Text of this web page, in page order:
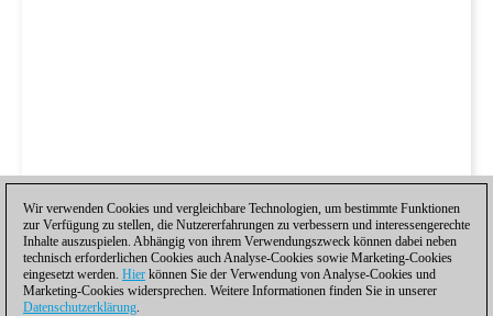
Wir verwenden Cookies und vergleichbare Technologien, um bestimmte Funktionen
zur Verfügung zu stellen, die Nutzererfahrungen zu verbessern und interessengerechte
Inhalte auszuspielen. Abhängig von ihrem Verwendungszweck können dabei neben
technisch erforderlichen Cookies auch Analyse-Cookies sowie Marketing-Cookies
eingesetzt werden. Hier können Sie der Verwendung von Analyse-Cookies und
Marketing-Cookies widersprechen. Weitere Informationen finden Sie in unserer
Datenschutzerklärung.